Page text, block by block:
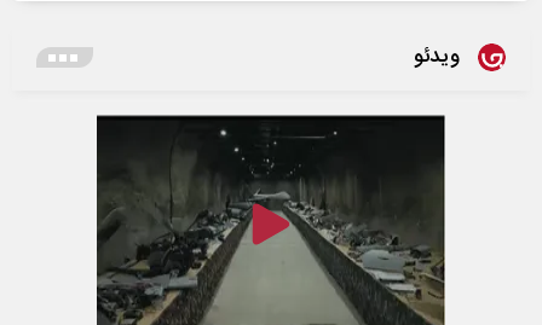
ویدئو